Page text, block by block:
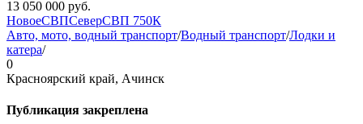
13 050 000 руб.
НовоеСВПСеверСВП 750К
Авто, мото, водный транспорт/Водный транспорт/Лодки и
катера/
0
Красноярский край, Ачинск
Публикация закреплена